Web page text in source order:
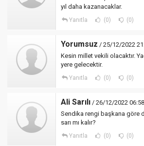
yıl daha kazanacaklar.
Yanıtla (0) (0)
Yorumsuz / 25/12/2022
Kesin millet vekili olacaktır.
yere gelecektir.
Yanıtla (0) (0)
Ali Sarılı / 26/12/2022 06:58
Sendika rengi başkana göre
sarı mı kalır?
Yanıtla (0) (0)